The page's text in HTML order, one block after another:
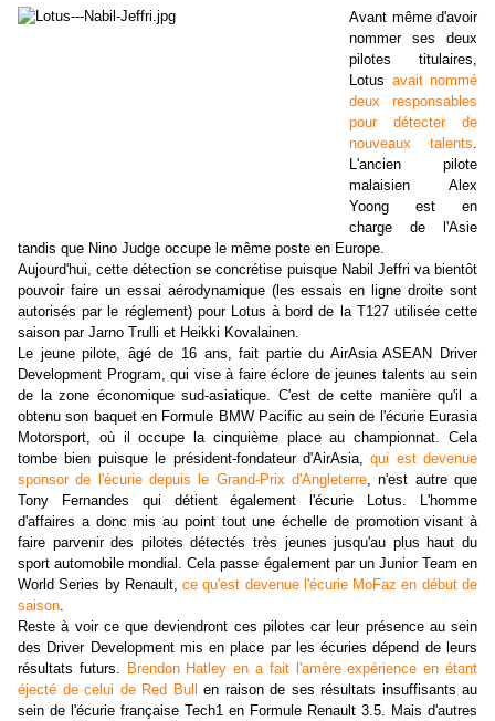
Avant même d'avoir
nommer ses deux
pilotes titulaires,
Lotus avait nommé
deux responsables
pour détecter de
nouveaux talents.
L'ancien pilote
malaisien Alex
Yoong est en
charge de l'Asie
tandis que Nino Judge occupe le même poste en Europe.
Aujourd'hui, cette détection se concrétise puisque Nabil Jeffri va bientôt
pouvoir faire un essai aérodynamique (les essais en ligne droite sont
autorisés par le réglement) pour Lotus à bord de la T127 utilisée cette
saison par Jarno Trulli et Heikki Kovalainen.
Le jeune pilote, âgé de 16 ans, fait partie du AirAsia ASEAN Driver
Development Program, qui vise à faire éclore de jeunes talents au sein
de la zone économique sud-asiatique. C'est de cette manière qu'il a
obtenu son baquet en Formule BMW Pacific au sein de l'écurie Eurasia
Motorsport, où il occupe la cinquième place au championnat. Cela
tombe bien puisque le président-fondateur d'AirAsia,qui est devenue
sponsor de l'écurie depuis le Grand-Prix d'Angleterre, n'est autre que
Tony Fernandes qui détient également l'écurie Lotus. L'homme
d'affaires a donc mis au point tout une échelle de promotion visant à
faire parvenir des pilotes détectés très jeunes jusqu'au plus haut du
sport automobile mondial. Cela passe également par un Junior Team en
World Series by Renault,ce qu'est devenue l'écurie MoFaz en début de
saison.
Reste à voir ce que deviendront ces pilotes car leur présence au sein
des Driver Development mis en place par les écuries dépend de leurs
résultats futurs. Brendon Hatley en a fait l'amère expérience en étant
éjecté de celui de Red Bull
en raison de ses résultats insuffisants au
sein de l'écurie française Tech1 en Formule Renault 3.5. Mais d'autres